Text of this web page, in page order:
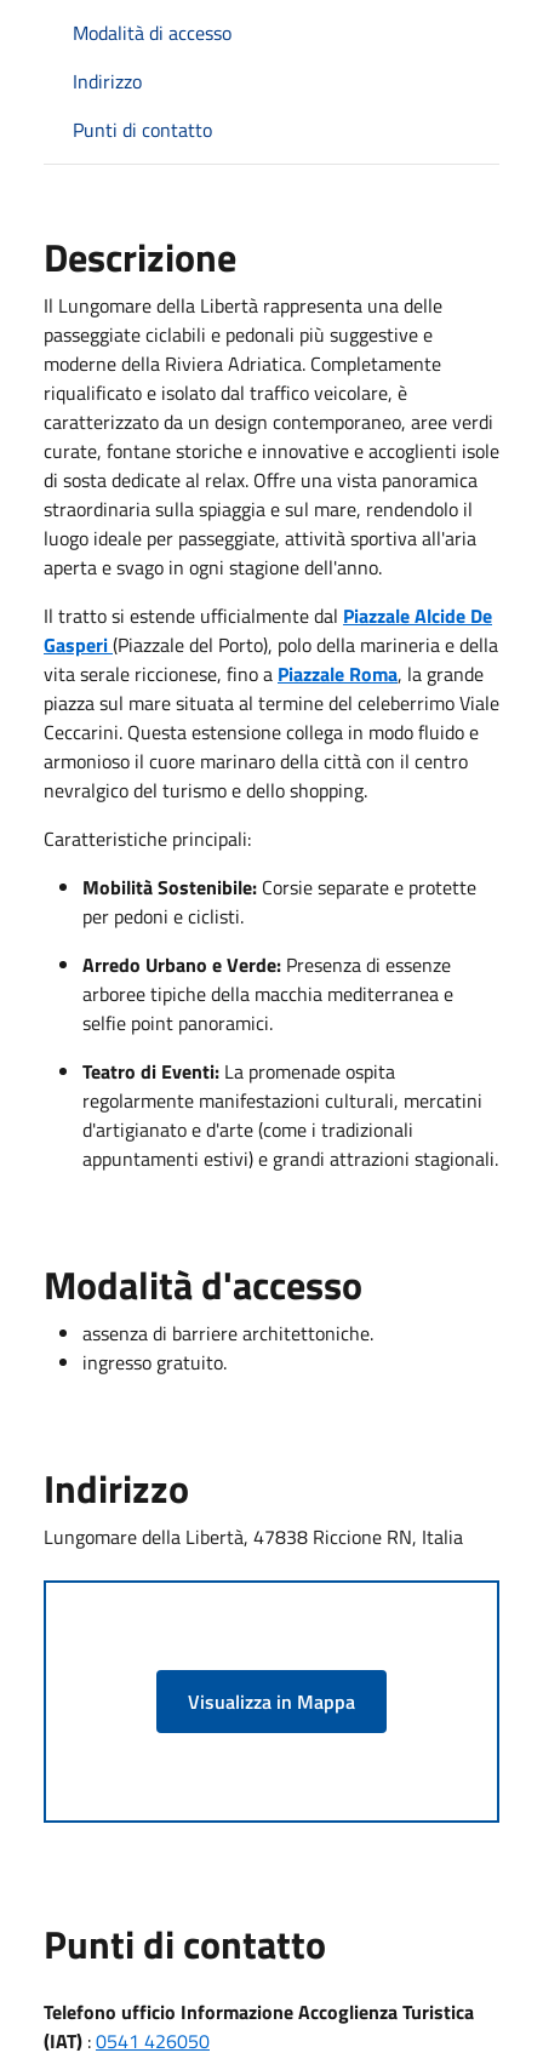
Modalità di accesso
Indirizzo
Punti di contatto
Descrizione
Il Lungomare della Libertà rappresenta una delle
passeggiate ciclabili e pedonali più suggestive e
moderne della Riviera Adriatica. Completamente
riqualificato e isolato dal traffico veicolare, è
caratterizzato da un design contemporaneo, aree verdi
curate, fontane storiche e innovative e accoglienti isole
di sosta dedicate al relax. Offre una vista panoramica
straordinaria sulla spiaggia e sul mare, rendendolo il
luogo ideale per passeggiate, attività sportiva all'aria
aperta e svago in ogni stagione dell'anno.
Il tratto si estende ufficialmente dal Piazzale Alcide De
Gasperi(Piazzale del Porto), polo della marineria e della
vita serale riccionese, fino a Piazzale Roma, la grande
piazza sul mare situata al termine del celeberrimo Viale
Ceccarini. Questa estensione collega in modo fluido e
armonioso il cuore marinaro della città con il centro
nevralgico del turismo e dello shopping.
Caratteristiche principali:
Mobilità Sostenibile: Corsie separate e protette
per pedoni e ciclisti.
Arredo Urbano e Verde: Presenza di essenze
arboree tipiche della macchia mediterranea e
selfie point panoramici.
Teatro di Eventi: La promenade ospita
regolarmente manifestazioni culturali, mercatini
d'artigianato e d'arte (come i tradizionali
appuntamenti estivi) e grandi attrazioni stagionali.
Modalità d'accesso
assenza di barriere architettoniche.
ingresso gratuito.
Indirizzo
Lungomare della Libertà, 47838 Riccione RN, Italia
Visualizza in Mappa
Punti di contatto
Telefono ufficio Informazione Accoglienza Turistica
(IAT) :0541 426050